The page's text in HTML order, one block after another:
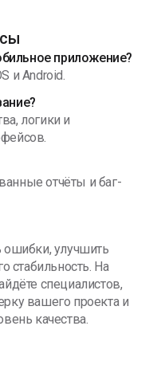
приложение?
и Android.
логики и
отчёты и баг-
ошибки, улучшить
стабильность. На
специалистов,
вашего проекта и
качества.